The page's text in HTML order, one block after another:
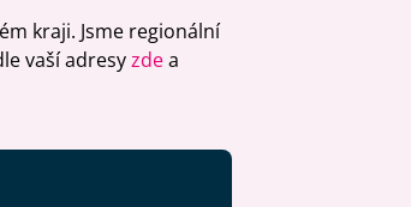
kraji. Jsme regionální
vaší adresyzdea